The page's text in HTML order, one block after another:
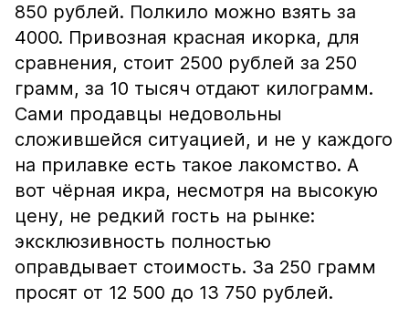
850 рублей. Полкило можно взять за
4000. Привозная красная икорка, для
сравнения, стоит 2500 рублей за 250
грамм, за 10 тысяч отдают килограмм.
Сами продавцы недовольны
сложившейся ситуацией, и не у каждого
на прилавке есть такое лакомство. А
вот чёрная икра, несмотря на высокую
цену, не редкий гость на рынке:
эксклюзивность полностью
оправдывает стоимость. За 250 грамм
просят от 12 500 до 13 750 рублей.